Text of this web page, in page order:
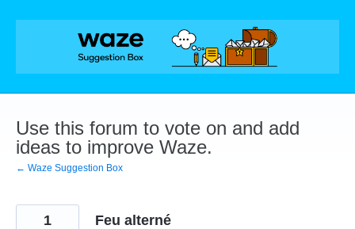
Skip
Use this forum to vote on and add
ideas to improve Waze.
← Waze Suggestion Box
Feu alterné
1